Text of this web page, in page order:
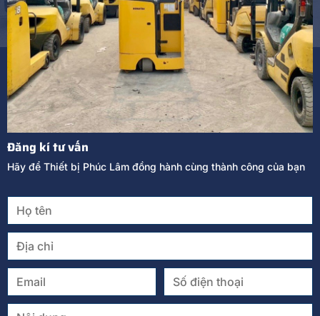
Đăng kí tư vấn
Hãy để Thiết bị Phúc Lâm đồng hành cùng thành công của bạn